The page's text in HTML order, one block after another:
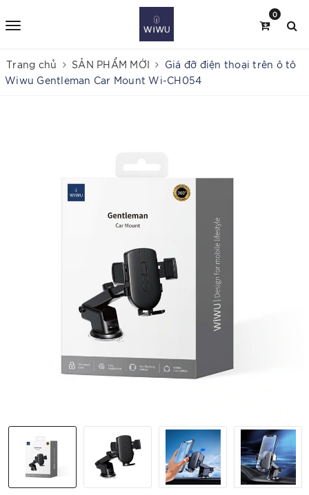
0
Trang chủ SẢN PHẨM MỚI
Giá đỡ điện thoại trên ô tô
Wiwu Gentleman Car Mount Wi-CH054